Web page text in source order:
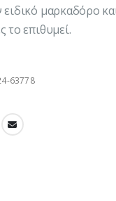
μαρκαδόρο
το επιθυμεί.
63778